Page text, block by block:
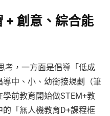
+ 創意、綜合能
考，一方面是倡導「低成
中、小、幼銜接規劃（筆
前教育開始做STEM+教
「無人機教育D+課程框